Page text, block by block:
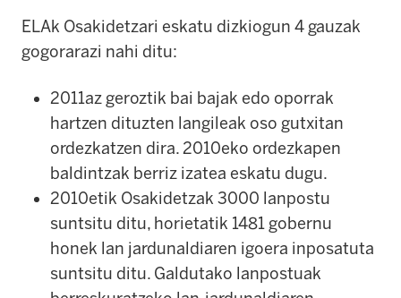
ELAk Osakidetzari eskatu dizkiogun 4 gauzak
gogorarazi nahi ditu:
2011az geroztik bai bajak edo oporrak
hartzen dituzten langileak oso gutxitan
ordezkatzen dira. 2010eko ordezkapen
baldintzak berriz izatea eskatu dugu.
2010etik Osakidetzak 3000 lanpostu
suntsitu ditu, horietatik 1481 gobernu
honek lan jardunaldiaren igoera inposatuta
suntsitu ditu. Galdutako lanpostuak